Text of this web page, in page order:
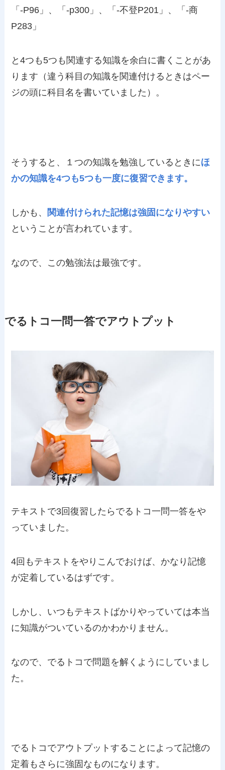
「-P96」、「-p300」、「-不登P201」、「-商
P283」
と4つも5つも関連する知識を余白に書くことがあ
ります（違う科目の知識を関連付けるときはペー
ジの頭に科目名を書いていました）。
そうすると、１つの知識を勉強しているときにほ
かの知識を4つも5つも一度に復習できます。
しかも、 関連付けられた記憶は強固になりやすい
ということが言われています。
なので、この勉強法は最強です。
でるトコ一問一答でアウトプット
テキストで3回復習したらでるトコ一問一答をや
っていました。
4回もテキストをやりこんでおけば、かなり記憶
が定着しているはずです。
しかし、いつもテキストばかりやっていては本当
に知識がついているのかわかりません。
なので、でるトコで問題を解くようにしていまし
た。
でるトコでアウトプットすることによって記憶の
定着もさらに強固なものになります。